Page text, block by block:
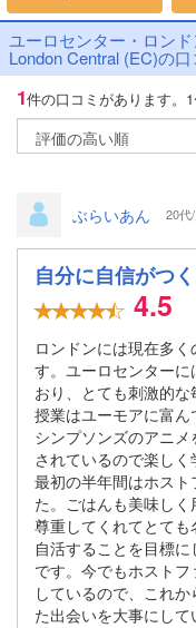
ユーロセンター・ロン
London Central (EC)の口
1件の口コミがあります。
ぶらいあん 20代
自分に自信がつく
4.5
ロンドンには現在多
す。ユーロセンター
おり、とても刺激的な
授業はユーモアに富ん
シンプソンズのアニ
されているので楽しく
最初の半年間はホス
た。ごはんも美味し
尊重してくれてとて
自活することを目標
です。今でもホスト
しているので、これ
た出会いを大事にして